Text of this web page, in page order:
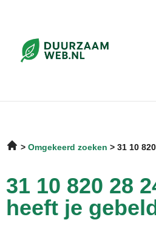
Omgekeerd zoeken 31 10
31 10 820 28
heeft je